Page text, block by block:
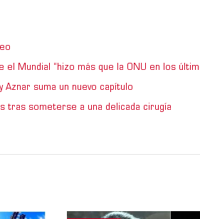
Mundial “hizo más que la ONU en los
Aznar suma un nuevo capítulo
tras someterse a una delicada cirugía